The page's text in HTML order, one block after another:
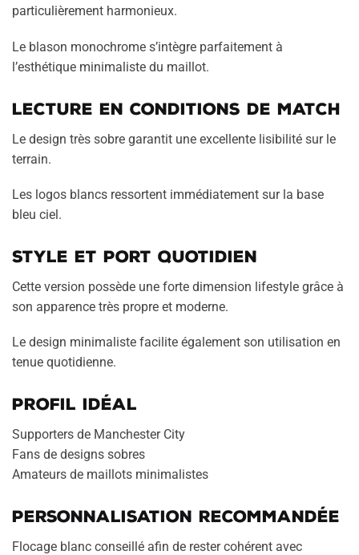
particulièrement harmonieux.
Le blason monochrome s’intègre parfaitement à
l’esthétique minimaliste du maillot.
Lecture en conditions de match
Le design très sobre garantit une excellente lisibilité sur le
terrain.
Les logos blancs ressortent immédiatement sur la base
bleu ciel.
Style et port quotidien
Cette version possède une forte dimension lifestyle grâce à
son apparence très propre et moderne.
Le design minimaliste facilite également son utilisation en
tenue quotidienne.
Profil idéal
Supporters de Manchester City
Fans de designs sobres
Amateurs de maillots minimalistes
Personnalisation recommandée
Flocage blanc conseillé afin de rester cohérent avec